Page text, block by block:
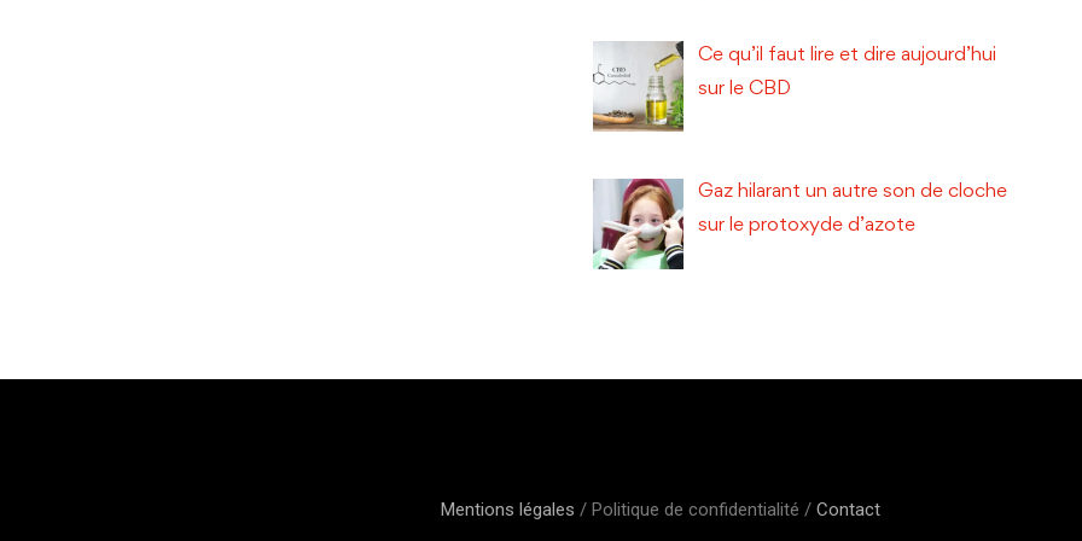
Ce qu’il faut lire et dire aujourd’hui
sur le CBD
Gaz hilarant un autre son de cloche
sur le protoxyde d’azote
Mentions légales / Politique de confidentialité / Contact